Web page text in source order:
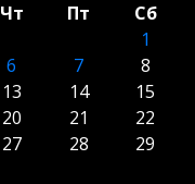
Чт Пт
Сб
1
6 7
8
13 14
15
20 21
22
27 28
29